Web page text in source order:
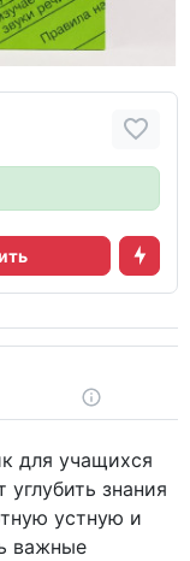
для учащихся
знания
устную и
важные